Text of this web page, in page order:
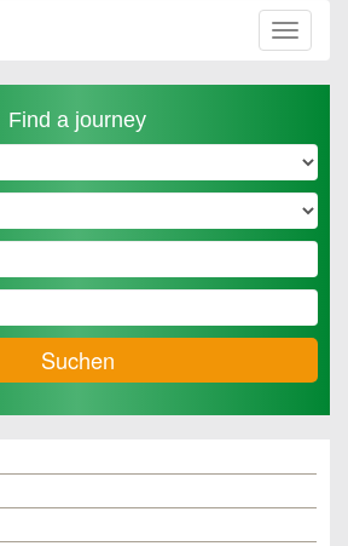
Toggle
Find a journey
Suchen